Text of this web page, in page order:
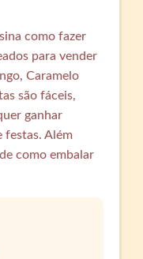
como fazer
para vender
Caramelo
são fáceis,
ganhar
festas. Além
como embalar